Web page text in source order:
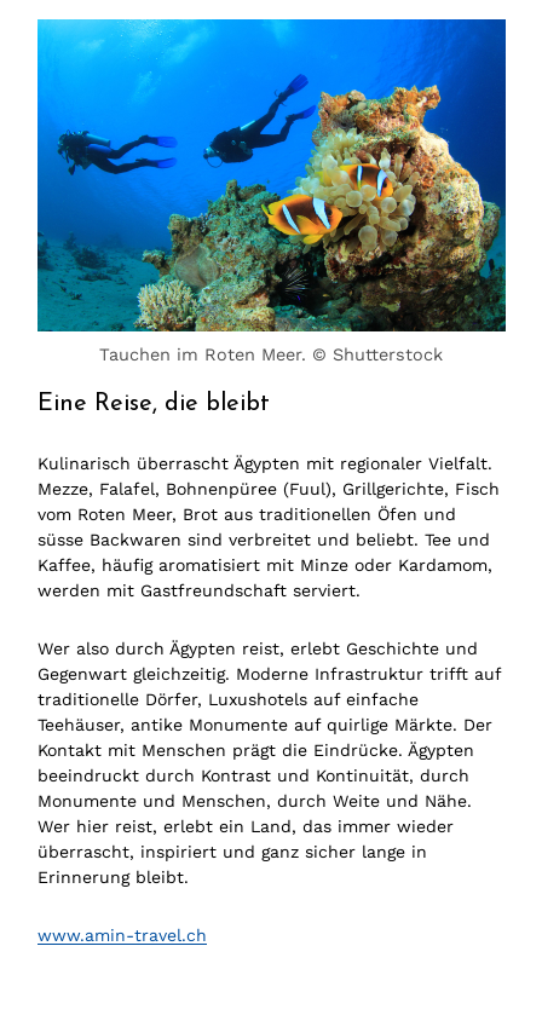
Tauchen im Roten Meer. © Shutterstock
Eine Reise, die bleibt
Kulinarisch überrascht Ägypten mit regionaler Vielfalt.
Mezze, Falafel, Bohnenpüree (Fuul), Grillgerichte, Fisch
vom Roten Meer, Brot aus traditionellen Öfen und
süsse Backwaren sind verbreitet und beliebt. Tee und
Kaffee, häufig aromatisiert mit Minze oder Kardamom,
werden mit Gastfreundschaft serviert.
Wer also durch Ägypten reist, erlebt Geschichte und
Gegenwart gleichzeitig. Moderne Infrastruktur trifft auf
traditionelle Dörfer, Luxushotels auf einfache
Teehäuser, antike Monumente auf quirlige Märkte. Der
Kontakt mit Menschen prägt die Eindrücke. Ägypten
beeindruckt durch Kontrast und Kontinuität, durch
Monumente und Menschen, durch Weite und Nähe.
Wer hier reist, erlebt ein Land, das immer wieder
überrascht, inspiriert und ganz sicher lange in
Erinnerung bleibt.
www.amin-travel.ch